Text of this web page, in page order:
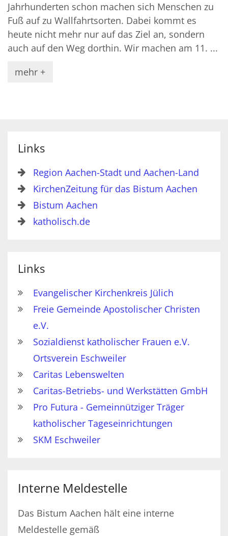
Jahrhunderten schon machen sich Menschen zu
Fuß auf zu Wallfahrtsorten. Dabei kommt es
heute nicht mehr nur auf das Ziel an, sondern
auch auf den Weg dorthin. Wir machen am 11. ...
mehr +
Links
Region Aachen-Stadt und Aachen-Land
KirchenZeitung für das Bistum Aachen
Bistum Aachen
katholisch.de
Links
Evangelischer Kirchenkreis Jülich
Freie Gemeinde Apostolischer Christen
e.V.
Sozialdienst katholischer Frauen e.V.
Ortsverein Eschweiler
Caritas Lebenswelten
Caritas-Betriebs- und Werkstätten GmbH
Pro Futura - Gemeinnütziger Träger
katholischer Tageseinrichtungen
SKM Eschweiler
Interne Meldestelle
Das Bistum Aachen hält eine interne
Meldestelle gemäß